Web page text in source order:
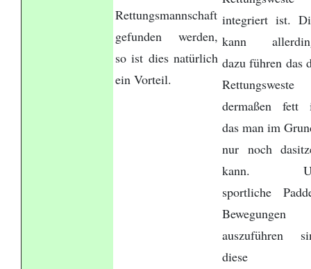
Rettungsmannschaft
gefunden werden,
so ist dies natürlich
ein Vorteil.
integriert ist.
kann
dazu führen das
Rettungsweste
dermaßen fett
das man im
nur noch
kann.
sportliche
Bewegungen
auszuführen
diese